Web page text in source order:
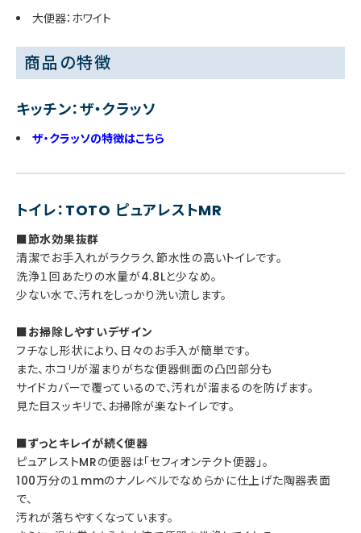
大便器：ホワイト
商品の特徴
キッチン：ザ・クラッソ
ザ・クラッソの特徴はこちら
トイレ：TOTO ピュアレストMR
■節水効果抜群
清潔でお手入れがラクラク、節水性の高いトイレです。
洗浄１回あたりの水量が4.8Lと少なめ。
少ない水で、汚れをしっかり洗い流します。
■お掃除しやすいデザイン
フチなし形状により、日々のお手入が簡単です。
また、ホコリが溜まりがちな便器側面の凸凹部分も
サイドカバーで覆っているので、汚れが溜まるのを防げます。
見た目スッキリで、お掃除が楽なトイレです。
■ずっとキレイが続く便器
ピュアレストMRの便器は「セフィオンテクト便器」。
100万分の１mmのナノレベルでなめらかに仕上げた陶器表面
で、
汚れが落ちやすくなっています。